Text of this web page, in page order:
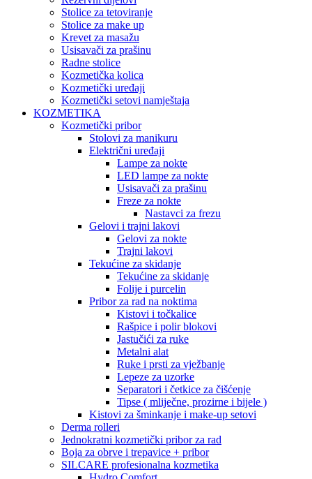
Stolice za tetoviranje
Stolice za make up
Krevet za masažu
Usisavači za prašinu
Radne stolice
Kozmetička kolica
Kozmetički uređaji
Kozmetički setovi namještaja
KOZMETIKA
Kozmetički pribor
Stolovi za manikuru
Električni uređaji
Lampe za nokte
LED lampe za nokte
Usisavači za prašinu
Freze za nokte
Nastavci za frezu
Gelovi i trajni lakovi
Gelovi za nokte
Trajni lakovi
Tekućine za skidanje
Tekućine za skidanje
Folije i purcelin
Pribor za rad na noktima
Kistovi i točkalice
Rašpice i polir blokovi
Jastučići za ruke
Metalni alat
Ruke i prsti za vježbanje
Lepeze za uzorke
Separatori i četkice za čišćenje
Tipse ( mliječne, prozirne i bijele )
Kistovi za šminkanje i make-up setovi
Derma rolleri
Jednokratni kozmetički pribor za rad
Boja za obrve i trepavice + pribor
SILCARE profesionalna kozmetika